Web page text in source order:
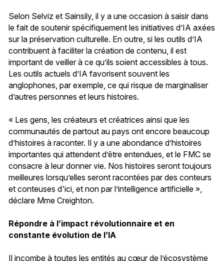
Selon Selviz et Sainsily, il y a une occasion à saisir dans
le fait de soutenir spécifiquement les initiatives d’IA axées
sur la préservation culturelle. En outre, si les outils d’IA
contribuent à faciliter la création de contenu, il est
important de veiller à ce qu’ils soient accessibles à tous.
Les outils actuels d’IA favorisent souvent les
anglophones, par exemple, ce qui risque de marginaliser
d’autres personnes et leurs histoires.
« Les gens, les créateurs et créatrices ainsi que les
communautés de partout au pays ont encore beaucoup
d’histoires à raconter. Il y a une abondance d’histoires
importantes qui attendent d’être entendues, et le FMC se
consacre à leur donner vie. Nos histoires seront toujours
meilleures lorsqu’elles seront racontées par des conteurs
et conteuses d'ici, et non par l’intelligence artificielle »,
déclare Mme Creighton.
Répondre à l’impact révolutionnaire et en
constante évolution de l’IA
Il incombe à toutes les entités au cœur de l’écosystème